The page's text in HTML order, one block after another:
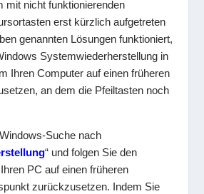
mit nicht funktionierenden
erst kürzlich aufgetreten
genannten Lösungen funktioniert,
Systemwiederherstellung in
Ihren Computer auf einen früheren
an dem die Pfeiltasten noch
Suche nach
“ und folgen Sie den
PC auf einen früheren
zurückzusetzen. Indem Sie